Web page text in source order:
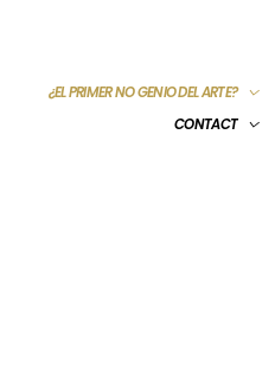
¿EL PRIMER NO GENIO DEL ARTE?
CONTACT